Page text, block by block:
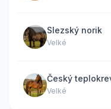
Slezský norik
Velké
Český
Velké